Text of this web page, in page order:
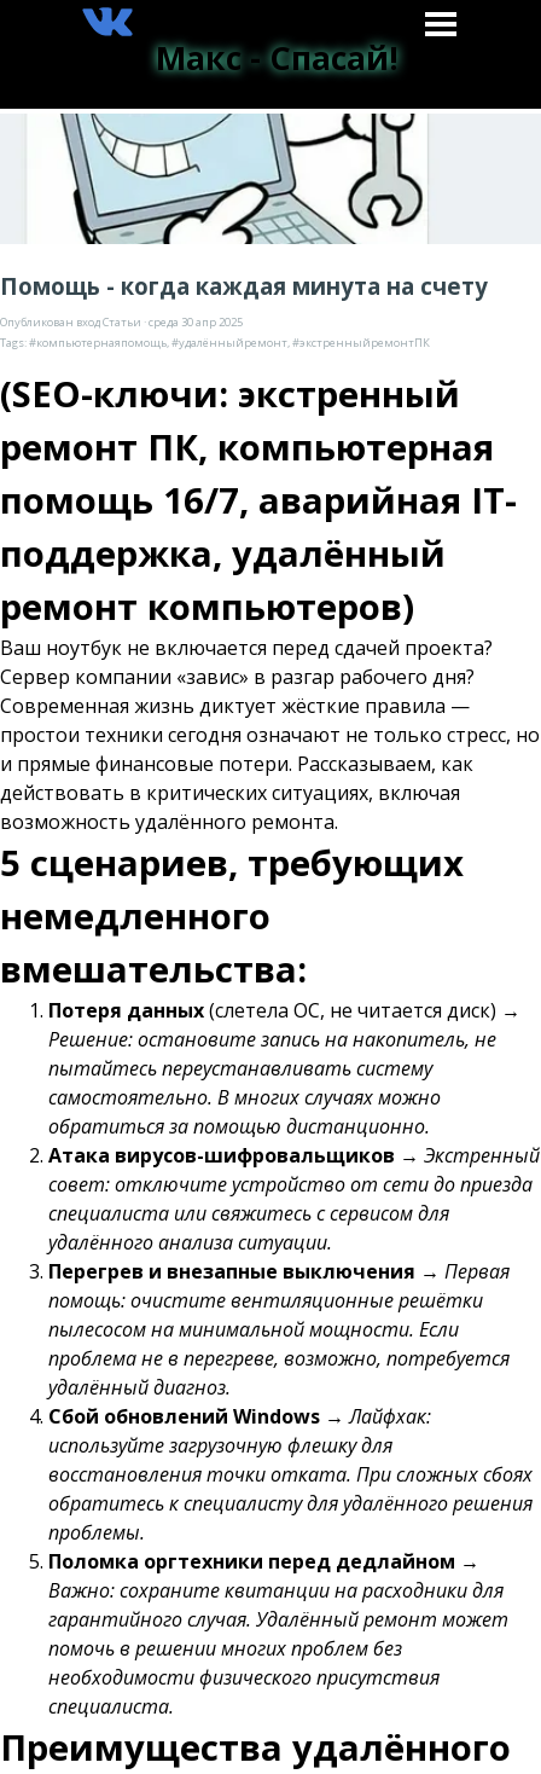
Макс - Спасай!
Помощь - когда каждая минута на счету
Опубликован входСтатьи · среда 30 апр 2025
Tags:#компьютернаяпомощь #удалённыйремонт #экстренныйремонтПК
(SEO-ключи: экстренный
ремонт ПК, компьютерная
помощь 16/7, аварийная IT-
поддержка, удалённый
ремонт компьютеров)
Ваш ноутбук не включается перед сдачей проекта?
Сервер компании «завис» в разгар рабочего дня?
Современная жизнь диктует жёсткие правила —
простои техники сегодня означают не только стресс, но
и прямые финансовые потери. Рассказываем, как
действовать в критических ситуациях, включая
возможность удалённого ремонта.
5 сценариев, требующих
немедленного
вмешательства:
Потеря данных(слетела ОС, не читается диск) →
Решение: остановите запись на накопитель, не
пытайтесь переустанавливать систему
самостоятельно. В многих случаях можно
обратиться за помощью дистанционно.
Атака вирусов-шифровальщиков → Экстренный
совет: отключите устройство от сети до приезда
специалиста или свяжитесь с сервисом для
удалённого анализа ситуации.
Перегрев и внезапные выключения → Первая
помощь: очистите вентиляционные решётки
пылесосом на минимальной мощности. Если
проблема не в перегреве, возможно, потребуется
удалённый диагноз.
Сбой обновлений Windows →Лайфхак:
используйте загрузочную флешку для
восстановления точки отката. При сложных сбоях
обратитесь к специалисту для удалённого решения
проблемы.
Поломка оргтехники перед дедлайном →
Важно: сохраните квитанции на расходники для
гарантийного случая. Удалённый ремонт может
помочь в решении многих проблем без
необходимости физического присутствия
специалиста.
Преимущества удалённого